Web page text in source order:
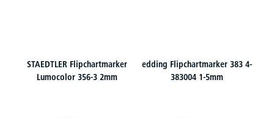
STAEDTLER Flipchartmarker
Lumocolor 356-3 2mm
edding Flipchartmarker 383 4-
383004 1-5mm